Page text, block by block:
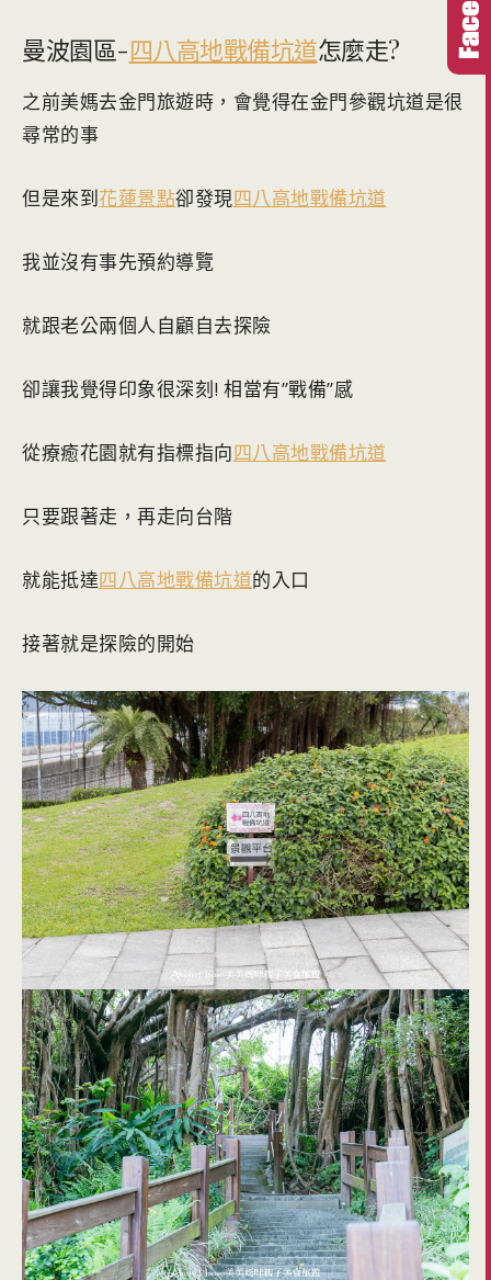
曼波園區-四八高地戰備坑道怎麼走?
之前美媽去金門旅遊時，會覺得在金門參觀坑道是很
尋常的事
但是來到花蓮景點卻發現四八高地戰備坑道
我並沒有事先預約導覽
就跟老公兩個人自顧自去探險
卻讓我覺得印象很深刻! 相當有”戰備”感
從療癒花園就有指標指向四八高地戰備坑道
只要跟著走，再走向台階
就能抵達四八高地戰備坑道的入口
接著就是探險的開始